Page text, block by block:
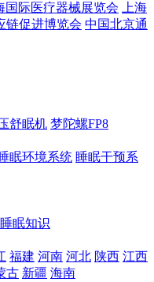
国际医疗器械展览会
上海
链促进博览会 中国北京通
舒眠机 梦陀螺FP8
眠环境系统 睡眠干预系
睡眠知识
福建 河南 河北 陕西 江西
古 新疆 海南